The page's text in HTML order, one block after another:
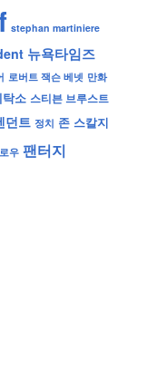
stephan martiniere
뉴욕타임즈
로버트 잭슨 베넷 만화
소 스티븐 브루스트
던트 정치 존 스칼지
우 팬터지